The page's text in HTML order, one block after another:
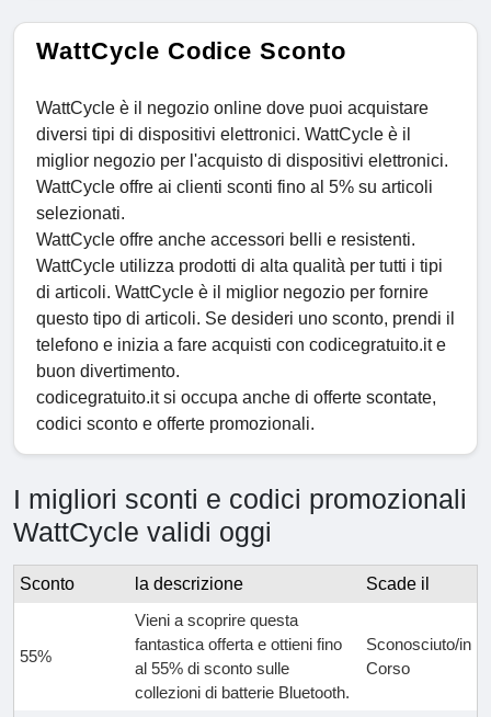
WattCycle Codice Sconto
WattCycle è il negozio online dove puoi acquistare
diversi tipi di dispositivi elettronici. WattCycle è il
miglior negozio per l'acquisto di dispositivi elettronici.
WattCycle offre ai clienti sconti fino al 5% su articoli
selezionati.
WattCycle offre anche accessori belli e resistenti.
WattCycle utilizza prodotti di alta qualità per tutti i tipi
di articoli. WattCycle è il miglior negozio per fornire
questo tipo di articoli. Se desideri uno sconto, prendi il
telefono e inizia a fare acquisti con codicegratuito.it e
buon divertimento.
codicegratuito.it si occupa anche di offerte scontate,
codici sconto e offerte promozionali.
I migliori sconti e codici promozionali
WattCycle validi oggi
Sconto la descrizione Scade il
55%
Vieni a scoprire questa
fantastica offerta e ottieni fino
al 55% di sconto sulle
collezioni di batterie Bluetooth.
Sconosciuto/in
Corso